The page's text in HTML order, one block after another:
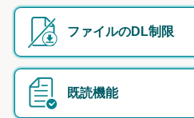
ファイルのDL制限
既読機能